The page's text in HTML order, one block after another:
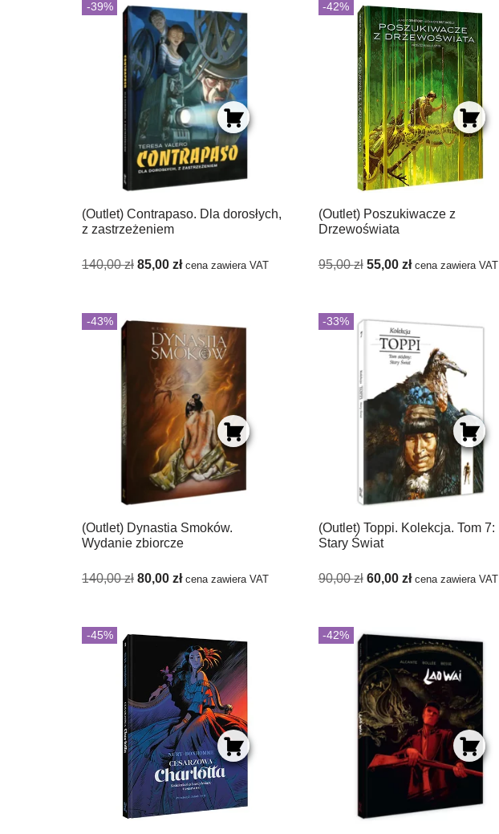
-39%
(Outlet) Contrapaso. Dla dorosłych,
z zastrzeżeniem
140,00zł 85,00 zł cena zawiera VAT
-42%
(Outlet) Poszukiwacze z
Drzewoświata
95,00zł 55,00 zł cena zawiera VAT
-43%
(Outlet) Dynastia Smoków.
Wydanie zbiorcze
140,00zł 80,00 zł cena zawiera VAT
-33%
(Outlet) Toppi. Kolekcja. Tom 7:
Stary Świat
90,00zł 60,00 zł cena zawiera VAT
-45% -42%